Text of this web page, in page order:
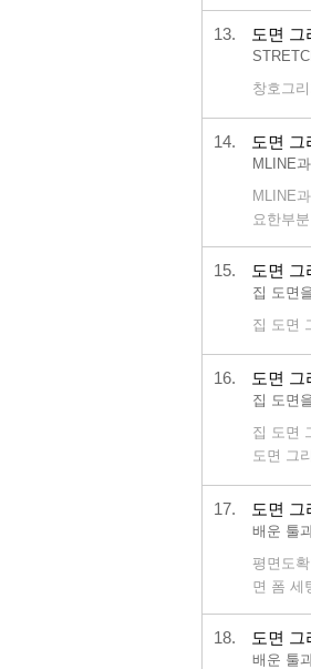
13. 도면 그
창호그리
14. 도면 그
MLINE
MLINE
요한부
15. 도면 그
집 도면
집 도면
16. 도면 그
집 도면
집 도면
도면 그
17. 도면 그
배운 툴
평면도확
면 폼 세
18. 도면 그
배운 툴